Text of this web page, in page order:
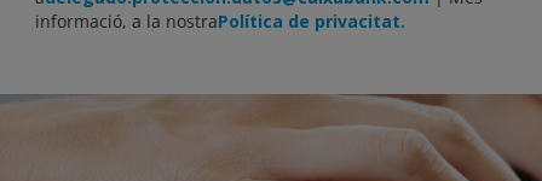
informació, a la nostraPolítica de privacitat.